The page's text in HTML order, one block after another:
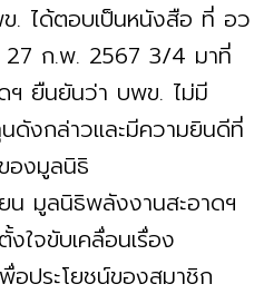
. ได้ตอบเป็นหนังสือ ที่ อว
ก.พ. 2567 3/4 มาที่
ฯ ยืนยันว่า บพข. ไม่มี
ดังกล่าวและมีความยินดีที่
องมูลนิธิ
น มูลนิธิพลังงานสะอาดฯ
ใจขับเคลื่อนเรื่อง
อประโยชน์ของสมาชิก